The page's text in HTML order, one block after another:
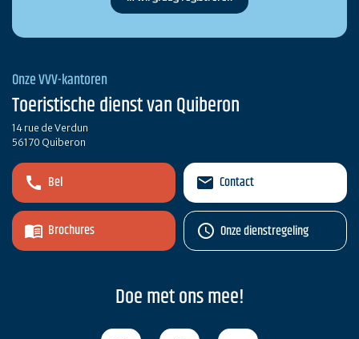
Onze VVV-kantoren
Toeristische dienst van Quiberon
14 rue de Verdun
56170 Quiberon
Bel
Brochures
Contact
Onze dienstregeling
Doe met ons mee!